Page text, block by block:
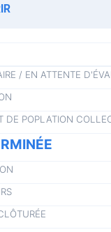
/ EN ATTENTE
DE POPLATION